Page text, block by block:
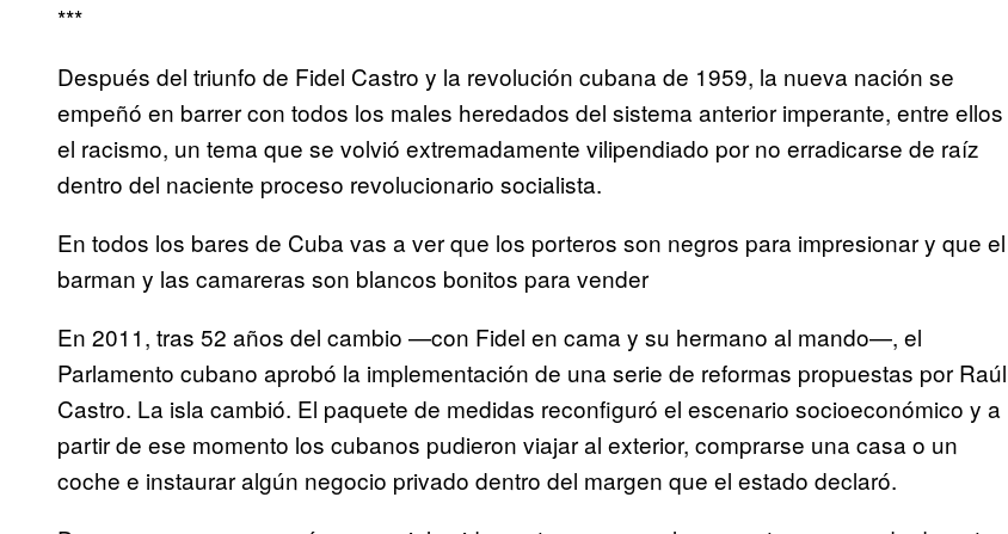
***
Después del triunfo de Fidel Castro y la revolución cubana de 1959, la nueva nación se
empeñó en barrer con todos los males heredados del sistema anterior imperante, entre ellos
el racismo, un tema que se volvió extremadamente vilipendiado por no erradicarse de raíz
dentro del naciente proceso revolucionario socialista.
En todos los bares de Cuba vas a ver que los porteros son negros para impresionar y que el
barman y las camareras son blancos bonitos para vender
En 2011, tras 52 años del cambio —con Fidel en cama y su hermano al mando—, el
Parlamento cubano aprobó la implementación de una serie de reformas propuestas por Raúl
Castro. La isla cambió. El paquete de medidas reconfiguró el escenario socioeconómico y a
partir de ese momento los cubanos pudieron viajar al exterior, comprarse una casa o un
coche e instaurar algún negocio privado dentro del margen que el estado declaró.